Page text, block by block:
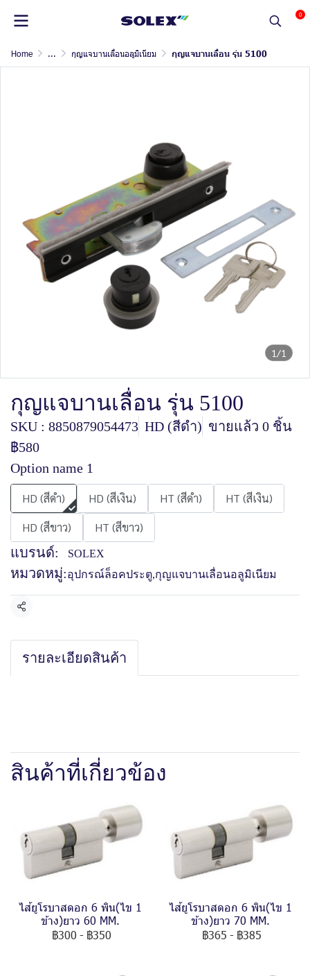
0
Home ... กุญแจบานเลื่อนอลูมิเนียม กุญแจบานเลื่อน รุ่น 5100
1/1
กุญแจบานเลื่อน รุ่น 5100
SKU : 8850879054473 HD (สีดำ) ขายแล้ว 0 ชิ้น
฿580
Option name 1
HD (สีดำ) HD (สีเงิน) HT (สีดำ)
HT (สีเงิน)
HD (สีขาว)
HT (สีขาว)
แบรนด์: SOLEX
หมวดหมู่:อุปกรณ์ล็อคประตู,กุญแจบานเลื่อนอลูมิเนียม
แชร์
รายละเอียดสินค้า
สินค้าที่เกี่ยวข้อง
ไส้ยูโรบาสดอก 6 พิน(ไข 1
ข้าง)ยาว 60 MM.
฿300 - ฿350
ไส้ยูโรบาสดอก 6 พิน(ไข 1
ข้าง)ยาว 70 MM.
฿365 - ฿385